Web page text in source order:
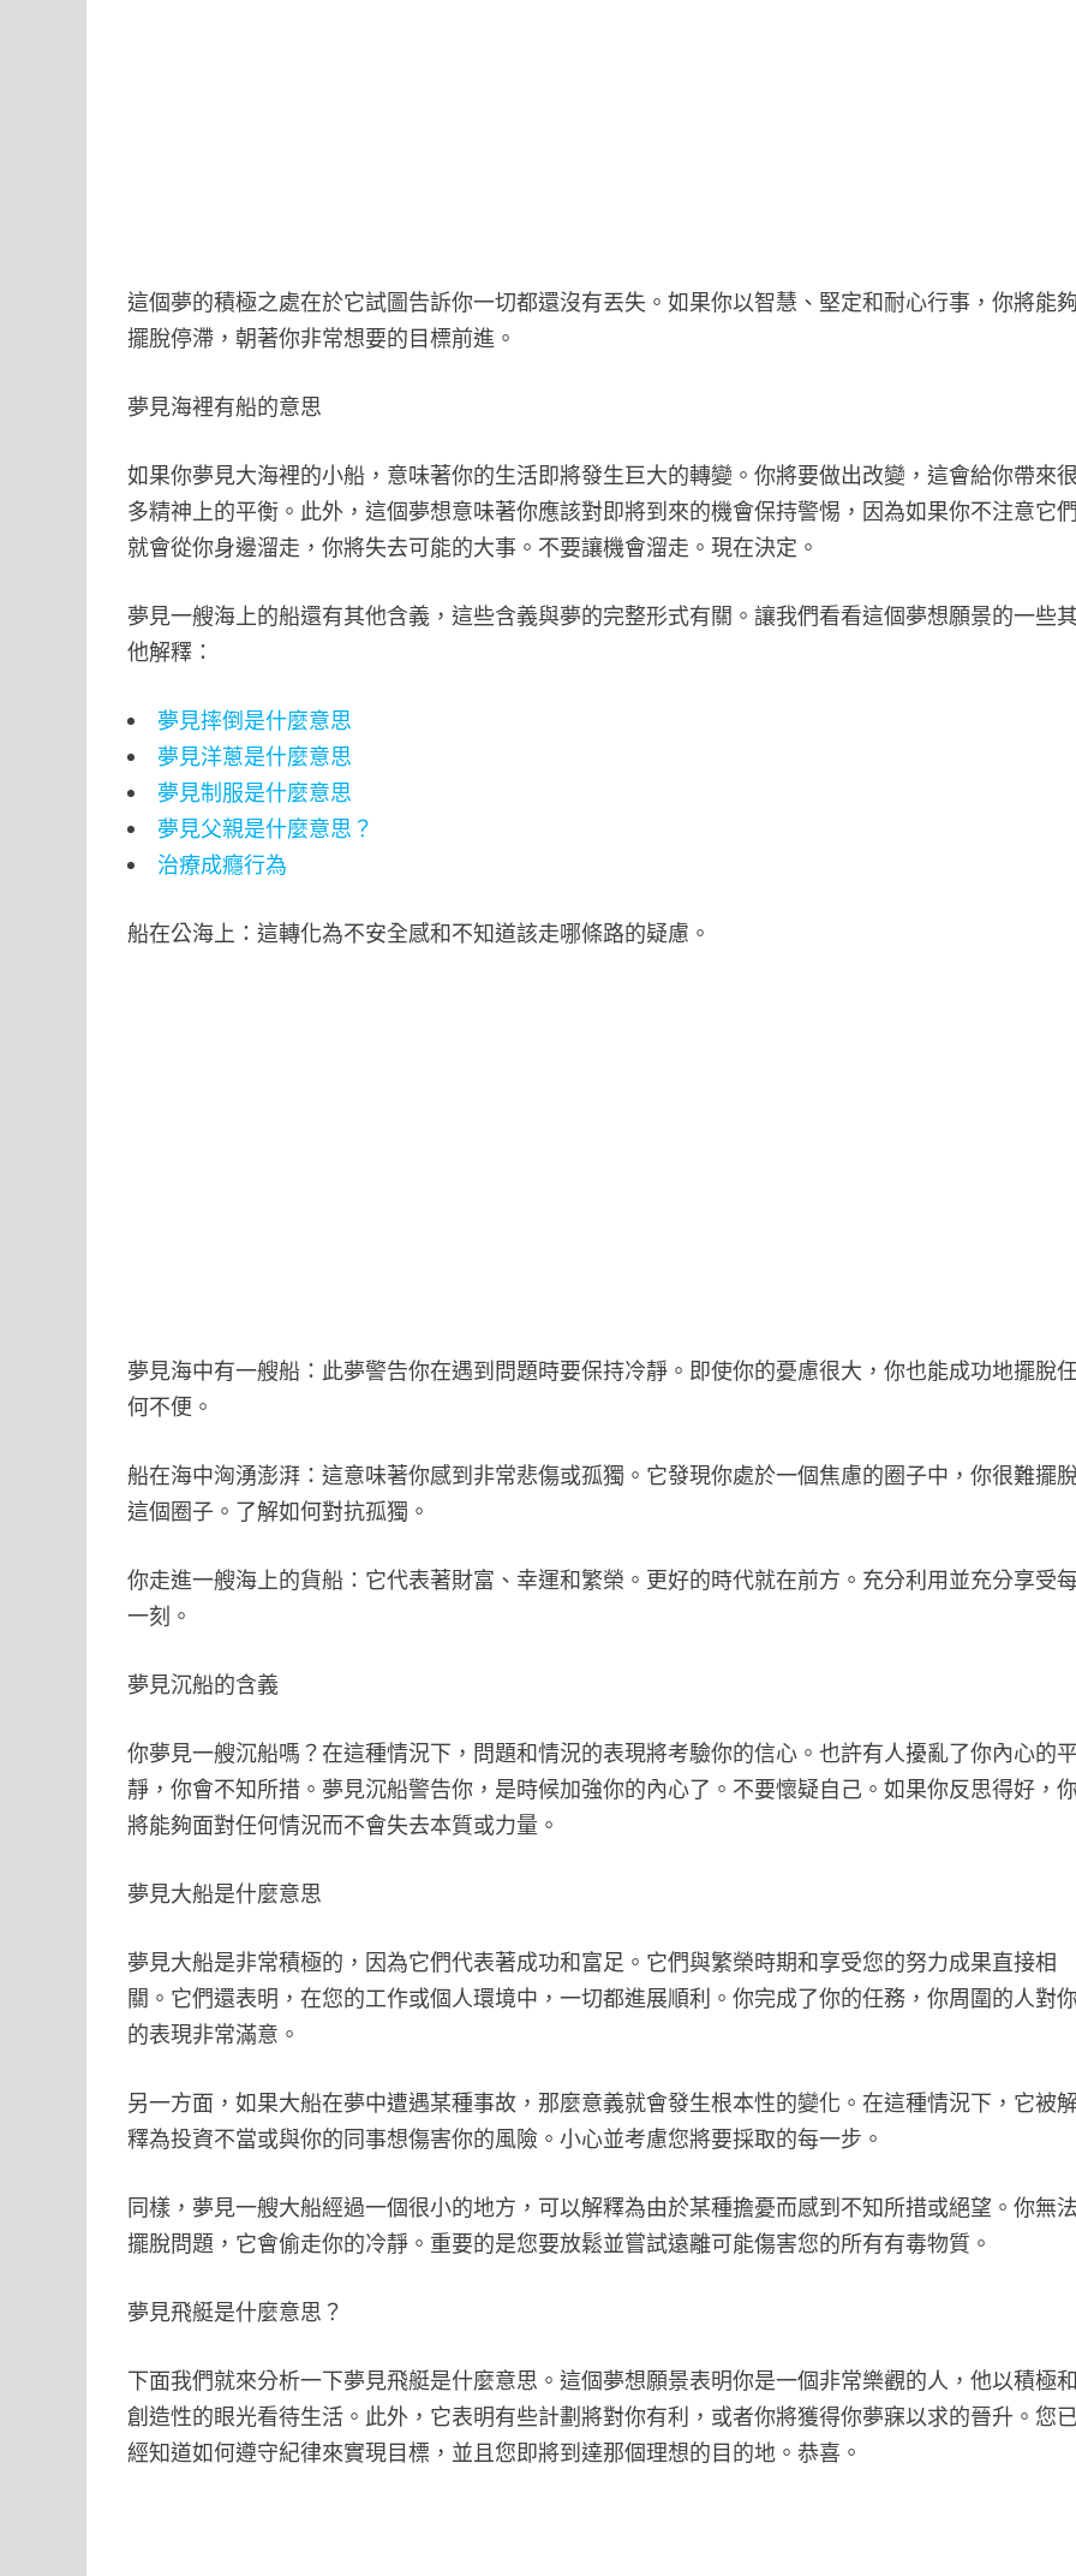
這個夢的積極之處在於它試圖告訴你一切都還沒有丟失。如果你以智慧、堅定和耐心行事，你將能夠
擺脫停滯，朝著你非常想要的目標前進。
夢見海裡有船的意思
如果你夢見大海裡的小船，意味著你的生活即將發生巨大的轉變。你將要做出改變，這會給你帶來很
多精神上的平衡。此外，這個夢想意味著你應該對即將到來的機會保持警惕，因為如果你不注意它們
就會從你身邊溜走，你將失去可能的大事。不要讓機會溜走。現在決定。
夢見一艘海上的船還有其他含義，這些含義與夢的完整形式有關。讓我們看看這個夢想願景的一些其
他解釋：
夢見摔倒是什麼意思
夢見洋蔥是什麼意思
夢見制服是什麼意思
夢見父親是什麼意思？
治療成癮行為
船在公海上：這轉化為不安全感和不知道該走哪條路的疑慮。
夢見海中有一艘船：此夢警告你在遇到問題時要保持冷靜。即使你的憂慮很大，你也能成功地擺脫
何不便。
船在海中洶湧澎湃：這意味著你感到非常悲傷或孤獨。它發現你處於一個焦慮的圈子中，你很難擺
這個圈子。了解如何對抗孤獨。
你走進一艘海上的貨船：它代表著財富、幸運和繁榮。更好的時代就在前方。充分利用並充分享受
一刻。
夢見沉船的含義
你夢見一艘沉船嗎？在這種情況下，問題和情況的表現將考驗你的信心。也許有人擾亂了你內心的平
靜，你會不知所措。夢見沉船警告你，是時候加強你的內心了。不要懷疑自己。如果你反思得好，
將能夠面對任何情況而不會失去本質或力量。
夢見大船是什麼意思
夢見大船是非常積極的，因為它們代表著成功和富足。它們與繁榮時期和享受您的努力成果直接相
關。它們還表明，在您的工作或個人環境中，一切都進展順利。你完成了你的任務，你周圍的人對
的表現非常滿意。
另一方面，如果大船在夢中遭遇某種事故，那麼意義就會發生根本性的變化。在這種情況下，它被
釋為投資不當或與你的同事想傷害你的風險。小心並考慮您將要採取的每一步。
同樣，夢見一艘大船經過一個很小的地方，可以解釋為由於某種擔憂而感到不知所措或絕望。你無法
擺脫問題，它會偷走你的冷靜。重要的是您要放鬆並嘗試遠離可能傷害您的所有有毒物質。
夢見飛艇是什麼意思？
下面我們就來分析一下夢見飛艇是什麼意思。這個夢想願景表明你是一個非常樂觀的人，他以積極和
創造性的眼光看待生活。此外，它表明有些計劃將對你有利，或者你將獲得你夢寐以求的晉升。您已
經知道如何遵守紀律來實現目標，並且您即將到達那個理想的目的地。恭喜。